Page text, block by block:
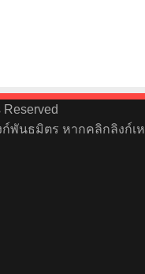
พันธมิตร หากคลิกลิงก์